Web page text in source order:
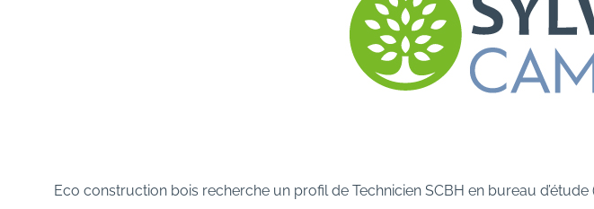
Eco construction bois recherche un profil de Technicien SCBH en bureau